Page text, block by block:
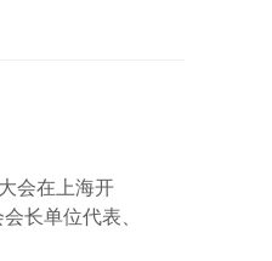
黄金协会党委
会在上海开
长单位代表、